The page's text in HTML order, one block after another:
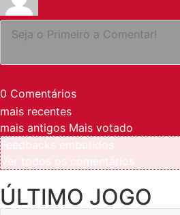
0 Comentários
mais recentes
mais antigos Mais votado
ÚLTIMO JOGO